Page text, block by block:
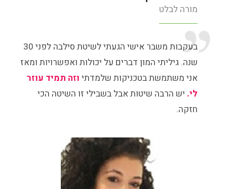
מורה לבלט
בעקבות משבר אישי הגעתי לשיטת סילבה לפני 30
שנה. גיליתי המון דברים על יכולות ואפשרויות ומאז
אני משתמשת בטכניקות שלמדתי וזה תמיד עוזר
לי. יש הרבה שיטות אבל בשבילי זו השיטה הכי
חזקה.